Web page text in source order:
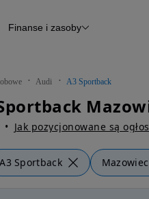
Raport z inspekcji
Otomoto News
Finanse i zasoby
Audi A3 Sportback
Jak pozycjonowane są
A3 Sportback